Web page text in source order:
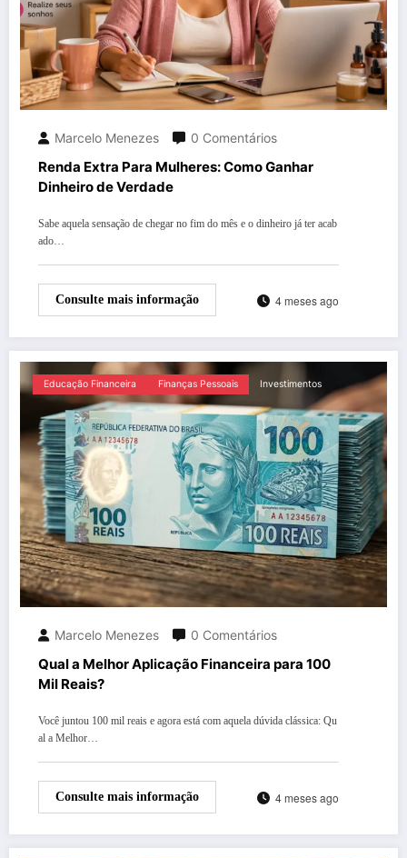
Marcelo Menezes 0 Comentários
Renda Extra Para Mulheres: Como Ganhar
Dinheiro de Verdade
Sabe aquela sensação de chegar no fim do mês e o dinheiro já ter acab
ado…
Consulte mais informação 4 meses ago
Educação Financeira Finanças Pessoais Investimentos
Marcelo Menezes 0 Comentários
Qual a Melhor Aplicação Financeira para 100
Mil Reais?
Você juntou 100 mil reais e agora está com aquela dúvida clássica: Qu
al a Melhor…
Consulte mais informação 4 meses ago